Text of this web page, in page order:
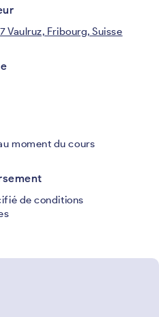
Vaulruz, Fribourg, Suisse
moment du cours
de conditions